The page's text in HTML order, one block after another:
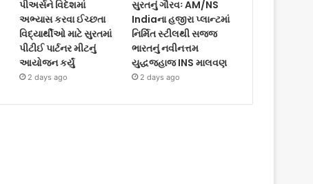
પીઅર્સને વિદેશમાં
અભ્યાસ કરવા ઈચ્છતા
વિદ્યાર્થીઓ માટે સુરતમાં
પીટીઈ પાર્ટનર મીટનું
આયોજન કર્યું
2 days ago
સુરતનું ગૌરવઃ AM/NS
Indiaના હજીરા પ્લાન્ટમાં
નિર્મિત સ્ટીલથી સજ્જ
ભારતનું નવીનત્તમ
યુદ્ધજહાજ INS માલવણ
2 days ago